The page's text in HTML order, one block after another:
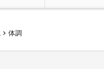
chevron_right 体調